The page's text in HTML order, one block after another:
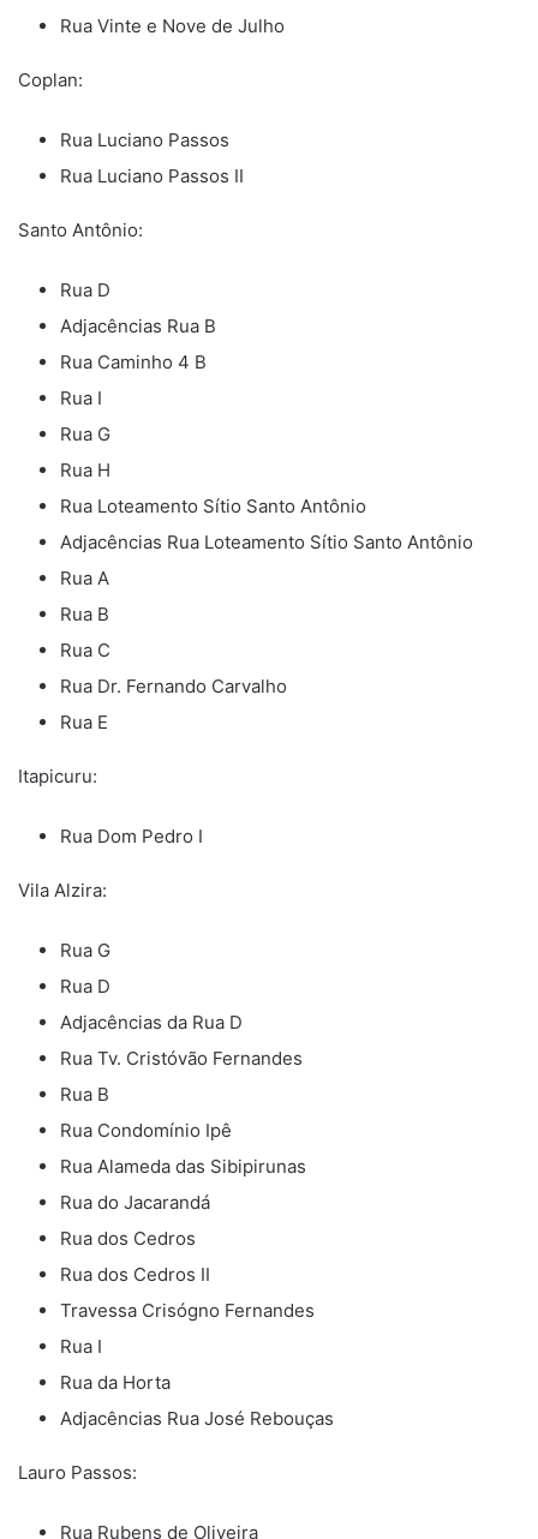
Rua Vinte e Nove de Julho
Coplan:
Rua Luciano Passos
Rua Luciano Passos II
Santo Antônio:
Rua D
Adjacências Rua B
Rua Caminho 4 B
Rua I
Rua G
Rua H
Rua Loteamento Sítio Santo Antônio
Adjacências Rua Loteamento Sítio Santo Antônio
Rua A
Rua B
Rua C
Rua Dr. Fernando Carvalho
Rua E
Itapicuru:
Rua Dom Pedro I
Vila Alzira:
Rua G
Rua D
Adjacências da Rua D
Rua Tv. Cristóvão Fernandes
Rua B
Rua Condomínio Ipê
Rua Alameda das Sibipirunas
Rua do Jacarandá
Rua dos Cedros
Rua dos Cedros II
Travessa Crisógno Fernandes
Rua I
Rua da Horta
Adjacências Rua José Rebouças
Lauro Passos:
Rua Rubens de Oliveira